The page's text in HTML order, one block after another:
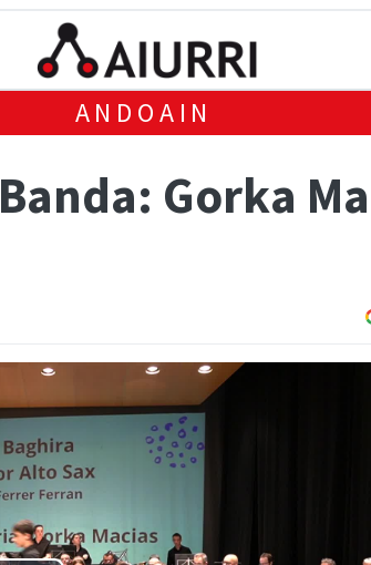
ANDOAIN
Gorka